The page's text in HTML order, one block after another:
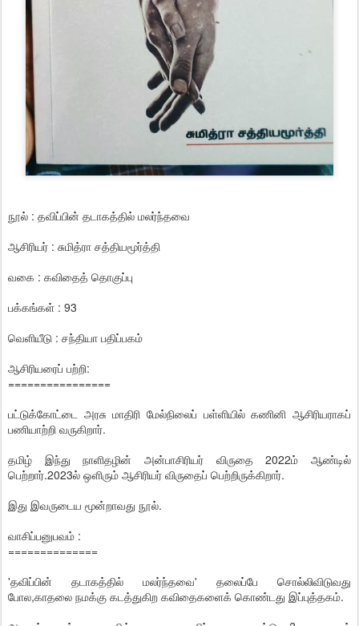
நூல் : தவிப்பின் தடாகத்தில் மலர்ந்தவை
ஆசிரியர் : சுமித்ரா சத்தியமூர்த்தி
வகை : கவிதைத் தொகுப்பு
பக்கங்கள் : 93
வெளியீடு : சந்தியா பதிப்பகம்
ஆசிரியரைப் பற்றி:
================
பட்டுக்கோட்டை அரசு மாதிரி மேல்நிலைப் பள்ளியில் கணினி ஆசிரியராகப்
பணியாற்றி வருகிறார்.
தமிழ் இந்து நாளிதழின் அன்பாசிரியர் விருதை 2022ம் ஆண்டில்
பெற்றார்.2023ல் ஒளிரும் ஆசிரியர் விருதைப் பெற்றிருக்கிறார்.
இது இவருடைய மூன்றாவது நூல்.
வாசிப்பனுபவம் :
==============
'தவிப்பின் தடாகத்தில் மலர்ந்தவை' தலைப்பே சொல்லிவிடுவது
போல,காதலை நமக்கு கடத்துகிற கவிதைகளைக் கொண்டது இப்புத்தகம்.